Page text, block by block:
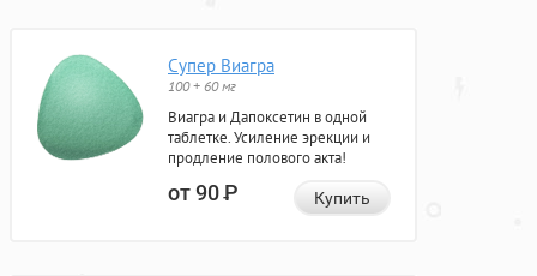
Супер Виагра
100 + 60 мг
Виагра и Дапоксетин в одной
таблетке. Усиление эрекции и
продление полового акта!
от 90Р Купить